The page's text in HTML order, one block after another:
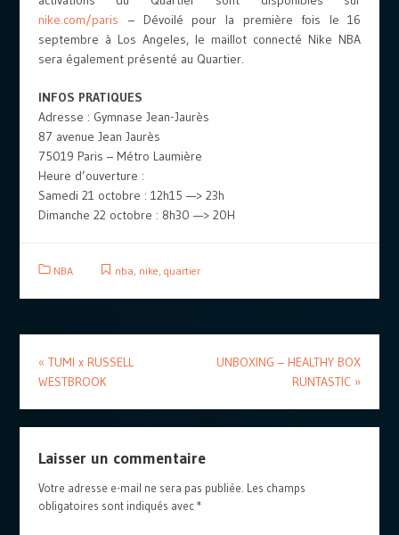
nike.com/paris – Dévoilé pour la première fois le 16
septembre à Los Angeles, le maillot connecté Nike NBA
sera également présenté au Quartier.
INFOS PRATIQUES
Adresse : Gymnase Jean-Jaurès
87 avenue Jean Jaurès
75019 Paris – Métro Laumière
Heure d’ouverture :
Samedi 21 octobre : 12h15 —> 23h
Dimanche 22 octobre : 8h30 —> 20H
NBA nba nike ,quartier
« TUMI x RUSSELL
WESTBROOK
UNBOXING – HEALTHY BOX
RUNTASTIC »
Laisser un commentaire
Votre adresse e-mail ne sera pas publiée. Les champs
obligatoires sont indiqués avec*